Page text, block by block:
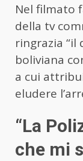
Nel filmato
della tv
ringrazia “il
boliviana
a cui
eludere
“La
che mi